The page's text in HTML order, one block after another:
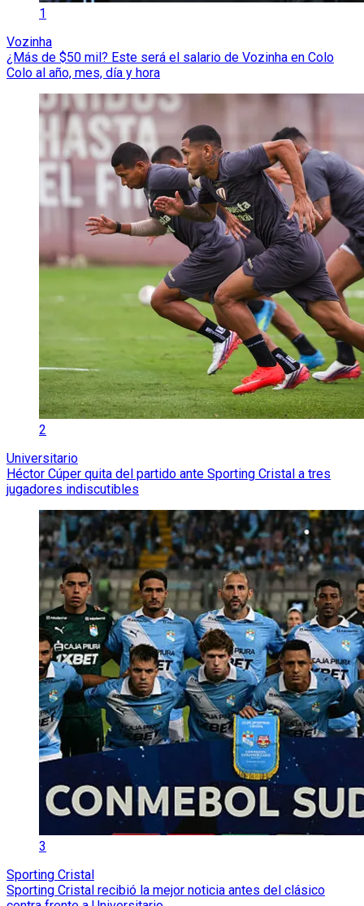
1
Vozinha
¿Más de $50 mil? Este será el salario de Vozinha en Colo
Colo al año, mes, día y hora
2
Universitario
Héctor Cúper quita del partido ante Sporting Cristal a tres
jugadores indiscutibles
3
Sporting Cristal
Sporting Cristal recibió la mejor noticia antes del clásico